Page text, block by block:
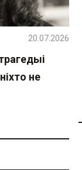
не
20.07.2026